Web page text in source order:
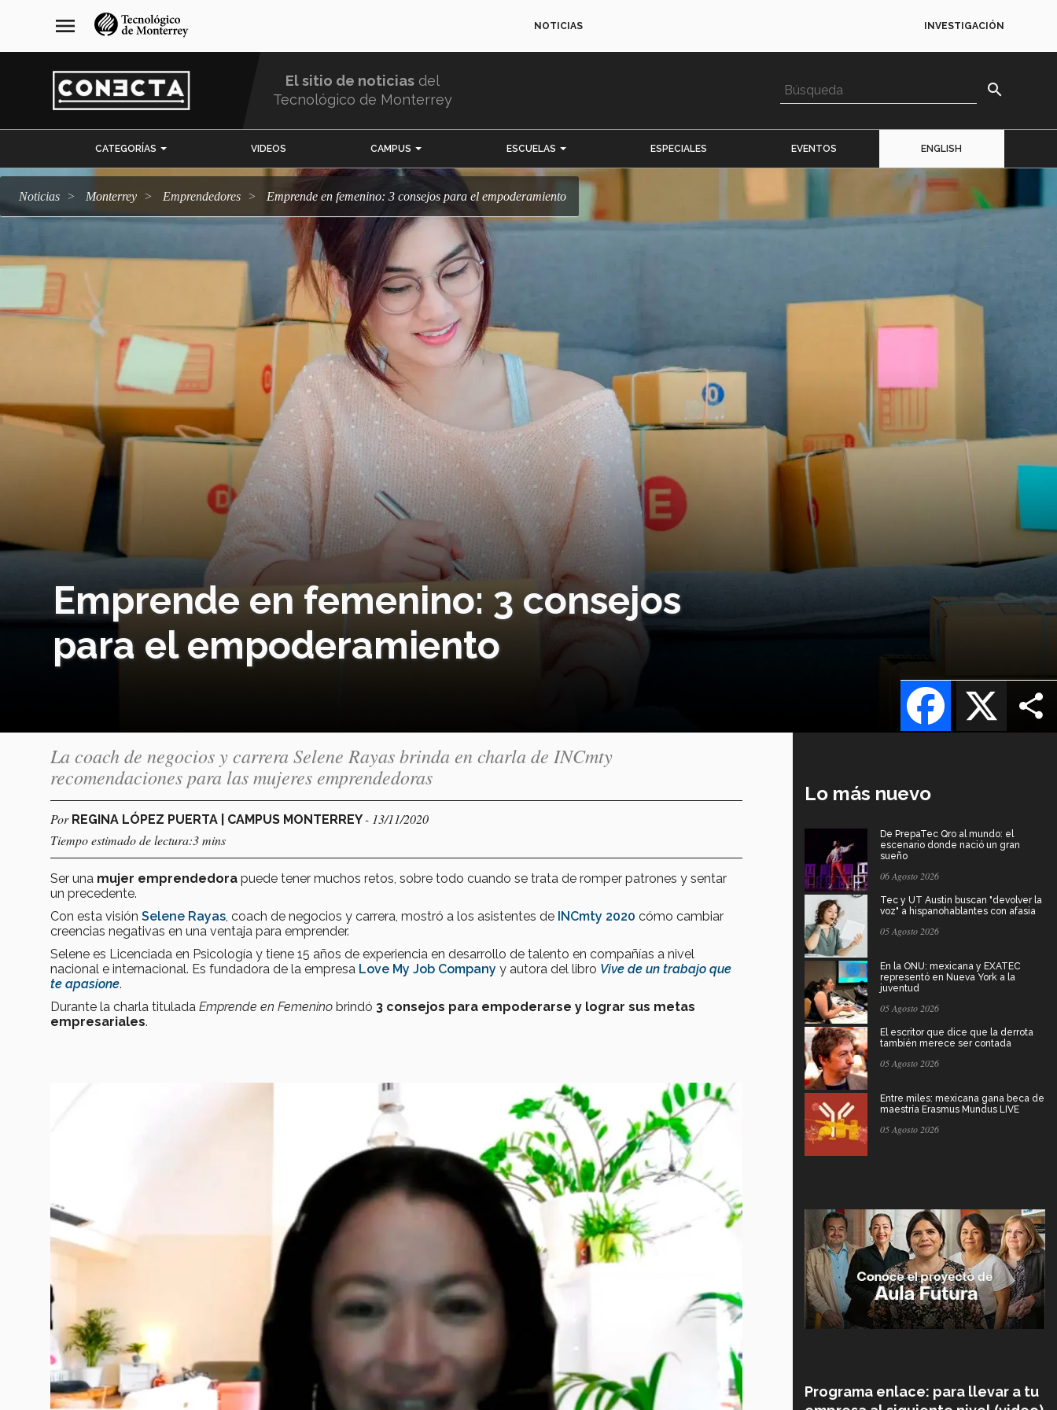
navegación
principal
menu NOTICIAS INVESTIGACIÓN
El sitio de noticias del
Tecnológico de Monterrey
search
CATEGORÍAS VIDEOS CAMPUS ESCUELAS ESPECIALES EVENTOS ENGLISH
Noticias Monterrey emprendedores Emprende en femenino: 3 consejos para el empoderamiento
Emprende en femenino: 3 consejos
para el empoderamiento
X
Facebook
La coach de negocios y carrera Selene Rayas brinda en charla de INCmty
recomendaciones para las mujeres emprendedoras
Por REGINA LÓPEZ PUERTA | CAMPUS MONTERREY- 13/11/2020
Tiempo estimado de lectura:3 mins
Ser una mujer emprendedora puede tener muchos retos, sobre todo cuando se trata de romper patrones y sentar
un precedente.
Con esta visión Selene Rayas , coach de negocios y carrera, mostró a los asistentes de INCmty 2020 cómo cambiar
creencias negativas en una ventaja para emprender.
Selene es Licenciada en Psicología y tiene 15 años de experiencia en desarrollo de talento en compañías a nivel
nacional e internacional. Es fundadora de la empresa Love My Job Company y autora del libro Vive de un trabajo que
te apasione.
Durante la charla titulada Emprende en Femenino brindó 3 consejos para empoderarse y lograr sus metas
empresariales.
Lo más nuevo
De PrepaTec Qro al mundo: el
escenario donde nació un gran
sueño
06 Agosto 2026
Tec y UT Austin buscan "devolver la
voz" a hispanohablantes con afasia
05 Agosto 2026
En la ONU: mexicana y EXATEC
representó en Nueva York a la
juventud
05 Agosto 2026
El escritor que dice que la derrota
también merece ser contada
05 Agosto 2026
Entre miles: mexicana gana beca de
maestría Erasmus Mundus LIVE
05 Agosto 2026
Programa enlace: para llevar a tu